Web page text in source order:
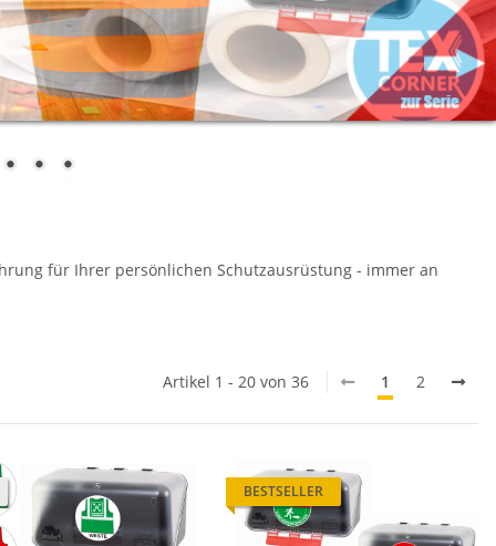
für Ihrer persönlichen Schutzausrüstung - immer an
Artikel 1 - 20 von 36 1 2
BESTSELLER